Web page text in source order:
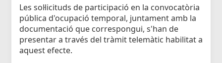
Les sol·licituds de participació en la convocatòria
pública d'ocupació temporal, juntament amb la
documentació que correspongui, s'han de
presentar a través del tràmit telemàtic habilitat a
aquest efecte.